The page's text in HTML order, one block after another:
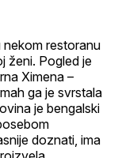
nekom restoranu
ženi. Pogled je
Ximena –
ga je svrstala
je bengalski
doznati, ima